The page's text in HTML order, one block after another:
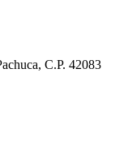
C.P. 42083